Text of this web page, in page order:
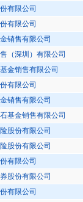
有限公司
有限公司
销售有限公司
（深圳）有限公司
金销售有限公司
有限公司
销售有限公司
基金销售有限公司
股份有限公司
股份有限公司
有限公司
股份有限公司
有限公司